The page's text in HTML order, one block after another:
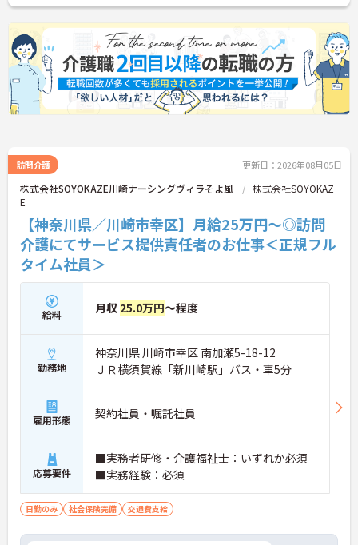
訪問介護 更新日：2026年08月05日
株式会社SOYOKAZE川崎ナーシングヴィラそよ風
株式会社SOYOKAZ
E
【神奈川県／川崎市幸区】月給25万円～◎訪問
介護にてサービス提供責任者のお仕事＜正規フル
タイム社員＞
給料 月収 25.0万円～程度
勤務地
神奈川県 川崎市幸区 南加瀬5-18-12
ＪＲ横須賀線「新川崎駅」バス・車5分
雇用形態 契約社員・嘱託社員
応募要件
■実務者研修・介護福祉士：いずれか必須
■実務経験：必須
日勤のみ 社会保険完備 交通費支給